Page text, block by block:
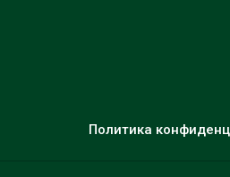
Политика